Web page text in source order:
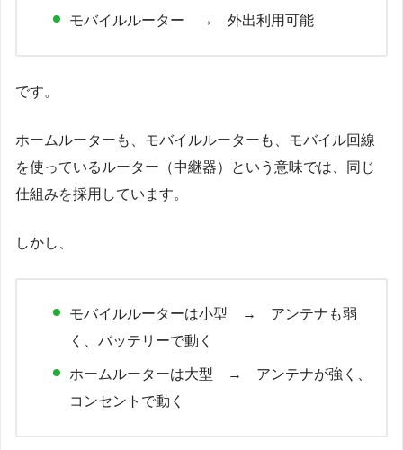
モバイルルーター → 外出利用可能
です。
ホームルーターも、モバイルルーターも、モバイル回線
を使っているルーター（中継器）という意味では、同じ
仕組みを採用しています。
しかし、
モバイルルーターは小型 → アンテナも弱
く、バッテリーで動く
ホームルーターは大型 → アンテナが強く、
コンセントで動く